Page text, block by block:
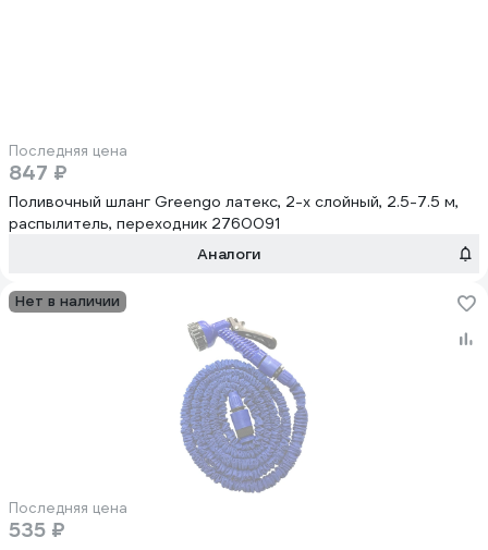
Последняя цена
847 ₽
Поливочный шланг Greengo латекс, 2-х слойный, 2.5-7.5 м,
распылитель, переходник 2760091
Аналоги
Нет в наличии
Последняя цена
535 ₽